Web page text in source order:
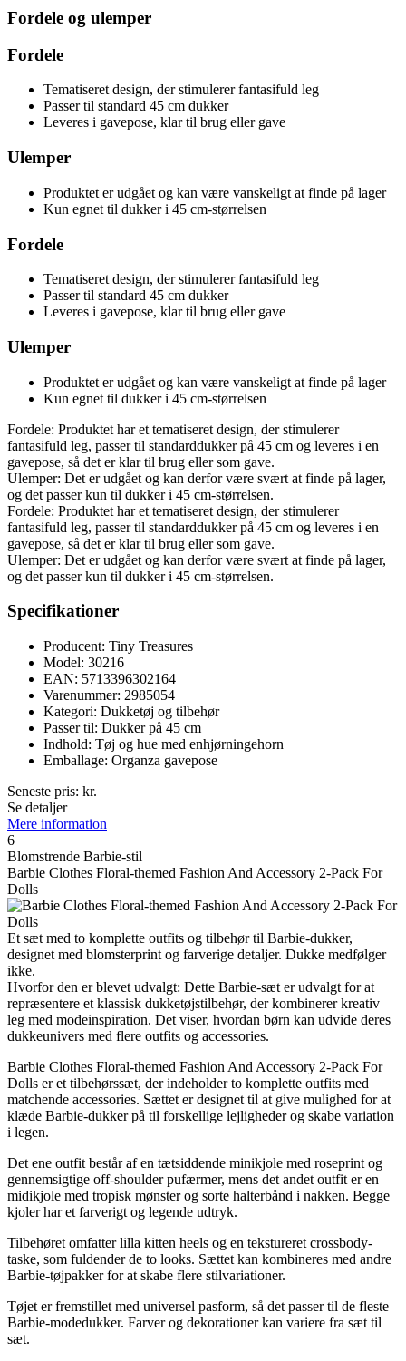
Fordele og ulemper
Fordele
Tematiseret design, der stimulerer fantasifuld leg
Passer til standard 45 cm dukker
Leveres i gavepose, klar til brug eller gave
Ulemper
Produktet er udgået og kan være vanskeligt at finde på lager
Kun egnet til dukker i 45 cm-størrelsen
Fordele
Tematiseret design, der stimulerer fantasifuld leg
Passer til standard 45 cm dukker
Leveres i gavepose, klar til brug eller gave
Ulemper
Produktet er udgået og kan være vanskeligt at finde på lager
Kun egnet til dukker i 45 cm-størrelsen
Fordele: Produktet har et tematiseret design, der stimulerer
fantasifuld leg, passer til standarddukker på 45 cm og leveres i en
gavepose, så det er klar til brug eller som gave.
Ulemper: Det er udgået og kan derfor være svært at finde på lager,
og det passer kun til dukker i 45 cm-størrelsen.
Fordele: Produktet har et tematiseret design, der stimulerer
fantasifuld leg, passer til standarddukker på 45 cm og leveres i en
gavepose, så det er klar til brug eller som gave.
Ulemper: Det er udgået og kan derfor være svært at finde på lager,
og det passer kun til dukker i 45 cm-størrelsen.
Specifikationer
Producent: Tiny Treasures
Model: 30216
EAN: 5713396302164
Varenummer: 2985054
Kategori: Dukketøj og tilbehør
Passer til: Dukker på 45 cm
Indhold: Tøj og hue med enhjørningehorn
Emballage: Organza gavepose
Seneste pris: kr.
Se detaljer
Mere information
6
Blomstrende Barbie-stil
Barbie Clothes Floral-themed Fashion And Accessory 2-Pack For
Dolls
Et sæt med to komplette outfits og tilbehør til Barbie-dukker,
designet med blomsterprint og farverige detaljer. Dukke medfølger
ikke.
Hvorfor den er blevet udvalgt: Dette Barbie-sæt er udvalgt for at
repræsentere et klassisk dukketøjstilbehør, der kombinerer kreativ
leg med modeinspiration. Det viser, hvordan børn kan udvide deres
dukkeunivers med flere outfits og accessories.
Barbie Clothes Floral-themed Fashion And Accessory 2-Pack For
Dolls er et tilbehørssæt, der indeholder to komplette outfits med
matchende accessories. Sættet er designet til at give mulighed for at
klæde Barbie-dukker på til forskellige lejligheder og skabe variation
i legen.
Det ene outfit består af en tætsiddende minikjole med roseprint og
gennemsigtige off-shoulder pufærmer, mens det andet outfit er en
midikjole med tropisk mønster og sorte halterbånd i nakken. Begge
kjoler har et farverigt og legende udtryk.
Tilbehøret omfatter lilla kitten heels og en tekstureret crossbody-
taske, som fuldender de to looks. Sættet kan kombineres med andre
Barbie-tøjpakker for at skabe flere stilvariationer.
Tøjet er fremstillet med universel pasform, så det passer til de fleste
Barbie-modedukker. Farver og dekorationer kan variere fra sæt til
sæt.